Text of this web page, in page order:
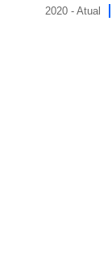
2020 - Atual